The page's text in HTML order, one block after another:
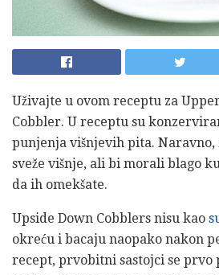
Uživajte u ovom receptu za
Cobbler. U receptu su
punjenja višnjevih pita.
sveže višnje, ali bi morali blago
da ih omekšate.
Upside Down Cobblers nisu kao
okreću i bacaju naopako nakon
recept, prvobitni sastojci se prvo